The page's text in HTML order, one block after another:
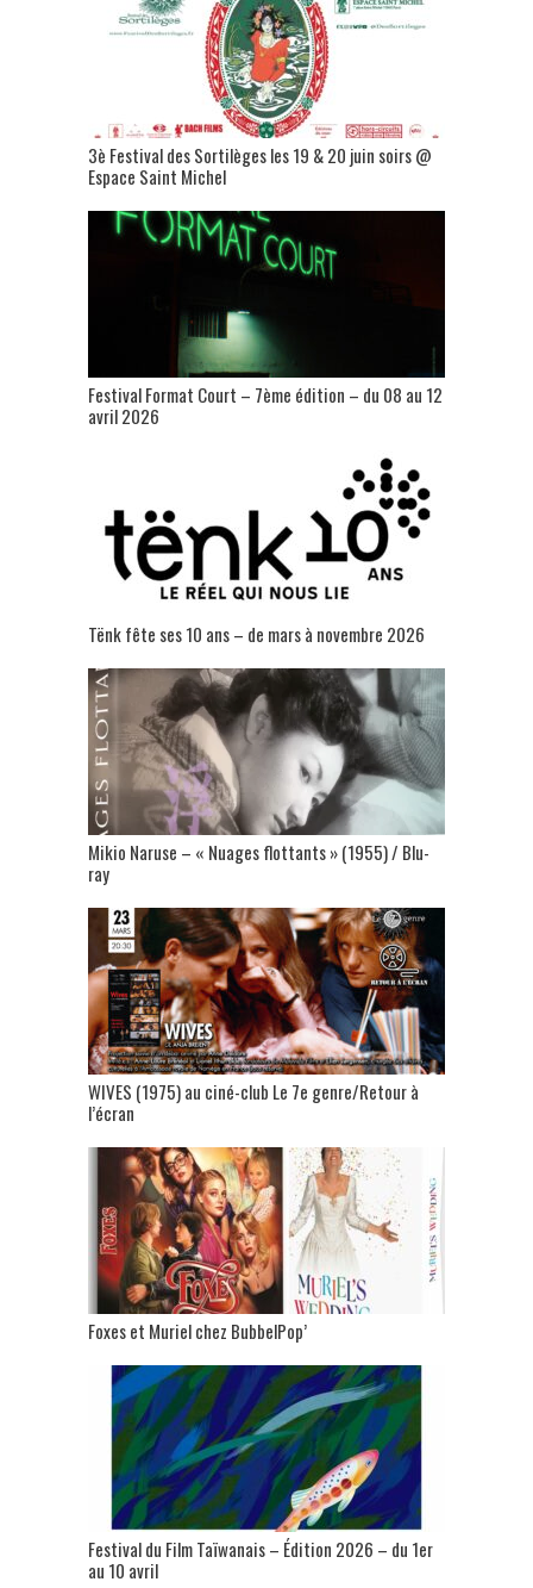
3è Festival des Sortilèges les 19 & 20 juin soirs @
Espace Saint Michel
Festival Format Court – 7ème édition – du 08 au 12
avril 2026
Tënk fête ses 10 ans – de mars à novembre 2026
Mikio Naruse – « Nuages flottants » (1955) / Blu-
ray
WIVES (1975) au ciné-club Le 7e genre/Retour à
l’écran
Foxes et Muriel chez BubbelPop’
Festival du Film Taïwanais – Édition 2026 – du 1er
au 10 avril